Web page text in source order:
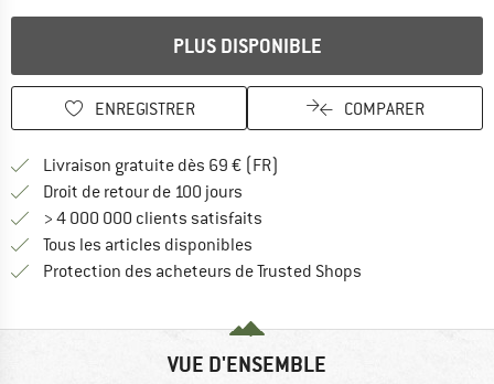
PLUS DISPONIBLE
ENREGISTRER COMPARER
Livraison gratuite dès 69 € (FR)
Droit de retour de 100 jours
> 4 000 000 clients satisfaits
Tous les articles disponibles
Protection des acheteurs de Trusted Shops
VUE D'ENSEMBLE